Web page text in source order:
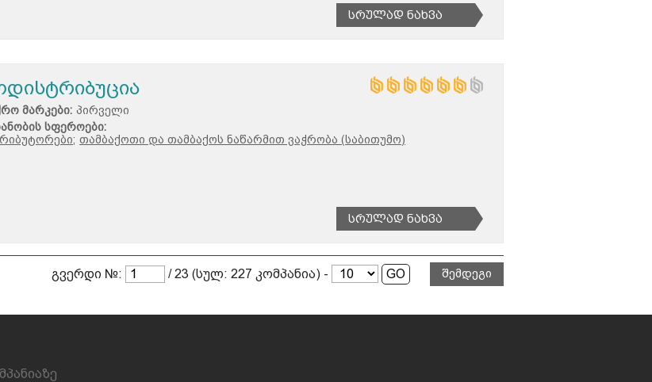
Სრულად Ნახვა
მარკები: პირველი
სფეროები:
თამბაქოთი და თამბაქოს ნაწარმით ვაჭრობა (საბითუმო)
Სრულად Ნახვა
შემდეგი
გვერდი №: / 23 (სულ: 227 კომპანია) -